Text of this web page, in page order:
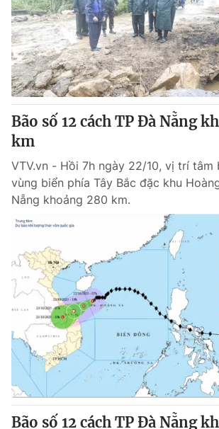
Bão số 12 cách TP Đà Nẵng
km
VTV.vn - Hồi 7h ngày 22/10, vị trí tâm
vùng biển phía Tây Bắc đặc khu
Nẵng khoảng 280 km.
Bão số 12 cách TP Đà Nẵng